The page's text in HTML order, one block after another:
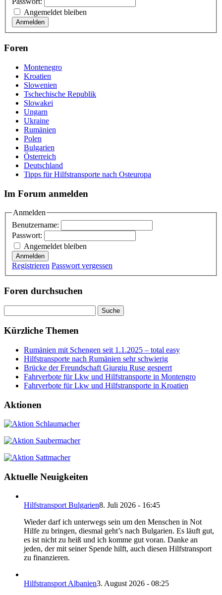
Angemeldet bleiben
Anmelden
Foren
Montenegro
Kroatien
Slowenien
Tschechische Republik
Slowakei
Ungarn
Ukraine
Rumänien
Polen
Bulgarien
Österreich
Deutschland
Tipps für Hilfstransporte nach Osteuropa
Im Forum anmelden
Anmelden
Benutzername:
Passwort:
Angemeldet bleiben
Anmelden
Registrieren Passwort vergessen
Foren durchsuchen
nach:
Kürzliche Themen
Rumänien mit Schengen seit 1.1.2025 – total easy
Hilfstransporte nach Rumänien sehr schwierig
Brücke der Freundschaft Giurgiu Ruse gesperrt
Fahrverbote für Lkw und Hilfstransporte in Montengro
Fahrverbote für Lkw und Hilfstransporte in Kroatien
Aktionen
Aktuelle Neuigkeiten
Hilfstransport Bulgarien8. Juli 2026 - 16:45
Wieder darf ich unterwegs sein um den Menschen in Not
Hilfe zu bringen, diesmal geht’s nach Bulgarien. Es läuft gut,
es ist nicht zu heiß und ich komme gut voran. Danke an
jeden, der mit seiner Spende hilft, auch diesen Hilfstransport
zu finanzieren.
Hilfstransport Albanien3. August 2026 - 08:25